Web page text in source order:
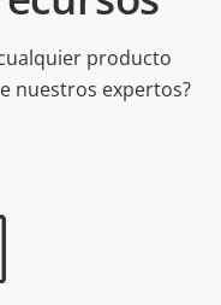
producto
nuestros expertos?